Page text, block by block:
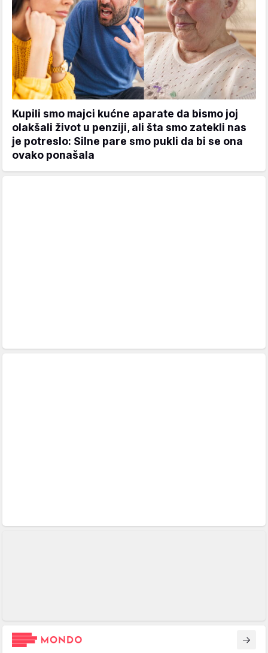
Kupili smo majci kućne aparate da bismo joj
olakšali život u penziji, ali šta smo zatekli nas
je potreslo: Silne pare smo pukli da bi se ona
ovako ponašala